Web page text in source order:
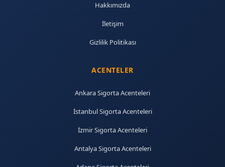
Hakkımızda
İletişim
Gizlilik Politikası
ACENTELER
Ankara Sigorta Acenteleri
İstanbul Sigorta Acenteleri
İzmir Sigorta Acenteleri
Antalya Sigorta Acenteleri